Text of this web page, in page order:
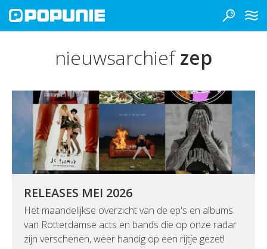
nieuwsarchiefzep
RELEASES MEI 2026
Het maandelijkse overzicht van de ep's en albums
van Rotterdamse acts en bands die op onze radar
zijn verschenen, weer handig op een rijtje gezet!